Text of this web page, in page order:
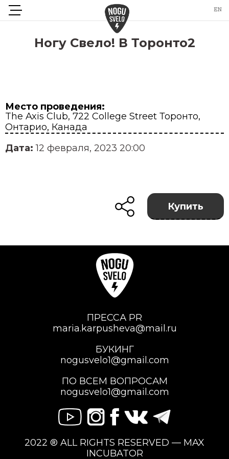
Ногу Свело! В Торонто2
Место проведения:
The Axis Club, 722 College Street Торонто,
Онтарио, Канада
Дата: 12 февраля, 2023 20:00
Купить
ПРЕССА PR
maria.karpusheva@mail.ru
БУКИНГ
nogusvelo1@gmail.com
ПО ВСЕМ ВОПРОСАМ
nogusvelo1@gmail.com
2022 ® ALL RIGHTS RESERVED — MAX
INCUBATOR